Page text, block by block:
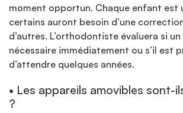
moment opportun. Chaque enfant est
certains auront besoin d’une
d’autres. L’orthodontiste évaluera si
nécessaire immédiatement ou s’il est
d’attendre quelques années.
• Les appareils amovibles sont-
?